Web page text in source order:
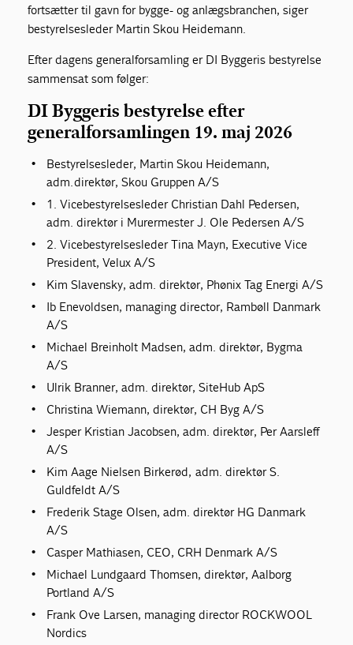
fortsætter til gavn for bygge- og anlægsbranchen, siger
bestyrelsesleder Martin Skou Heidemann.
Efter dagens generalforsamling er DI Byggeris bestyrelse
sammensat som følger:
DI Byggeris bestyrelse efter
generalforsamlingen 19. maj 2026
Bestyrelsesleder, Martin Skou Heidemann,
adm. direktør, Skou Gruppen A/S
1. Vicebestyrelsesleder Christian Dahl Pedersen,
adm. direktør i Murermester J. Ole Pedersen A/S
2. Vicebestyrelsesleder Tina Mayn, Executive Vice
President, Velux A/S
Kim Slavensky, adm. direktør, Phønix Tag Energi A/S
Ib Enevoldsen, managing director, Rambøll Danmark
A/S
Michael Breinholt Madsen, adm. direktør, Bygma
A/S
Ulrik Branner, adm. direktør, SiteHub ApS
Christina Wiemann, direktør, CH Byg A/S
Jesper Kristian Jacobsen, adm. direktør, Per Aarsleff
A/S
Kim Aage Nielsen Birkerød, adm. direktør S.
Guldfeldt A/S
Frederik Stage Olsen, adm. direktør HG Danmark
A/S
Casper Mathiasen, CEO, CRH Denmark A/S
Michael Lundgaard Thomsen, direktør, Aalborg
Portland A/S
Frank Ove Larsen, managing director ROCKWOOL
Nordics